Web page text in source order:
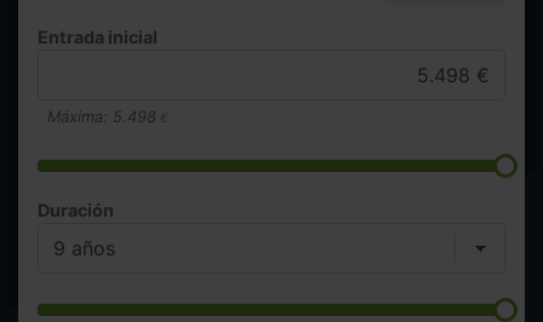
Entrada inicial
Máxima: 5.498 €
Duración